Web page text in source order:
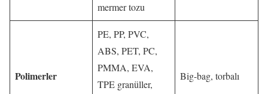
mermer tozu
Polimerler
PE, PP, PVC,
ABS, PET, PC,
PMMA, EVA,
TPE granüller,
Big-bag, torbalı